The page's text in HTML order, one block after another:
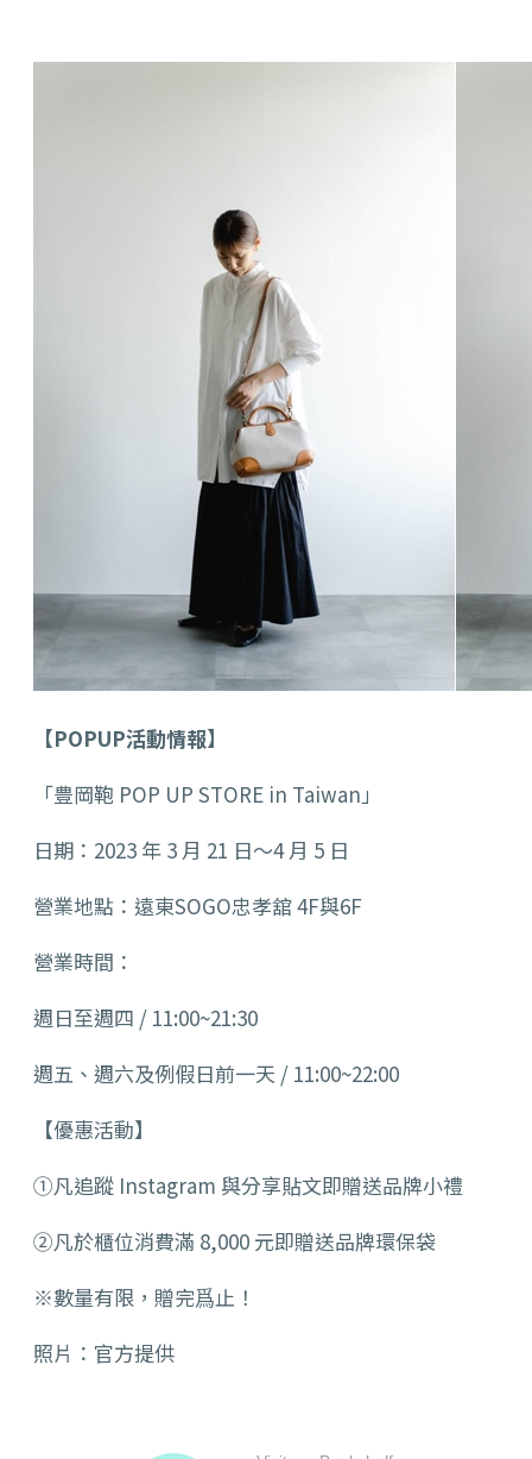
【POPUP活動情報】
「豊岡鞄 POP UP STORE in Taiwan」
日期：2023 年 3 月 21 日～4 月 5 日
營業地點：遠東SOGO忠孝舘 4F與6F
營業時間：
週日至週四 / 11:00~21:30
週五、週六及例假日前一天 / 11:00~22:00
【優惠活動】
①凡追蹤 Instagram 與分享貼文即贈送品牌小禮
②凡於櫃位消費滿 8,000 元即贈送品牌環保袋
※數量有限，贈完爲止！
照片：官方提供